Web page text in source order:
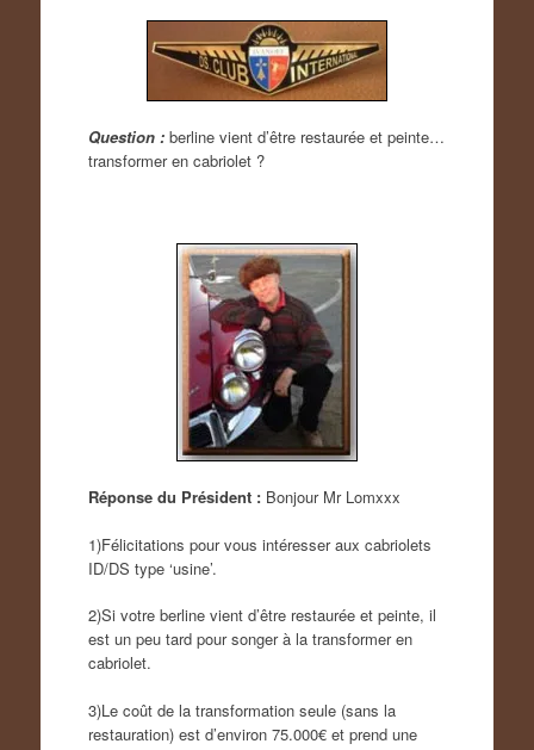
Question : berline vient d’être restaurée et peinte…
transformer en cabriolet ?
Réponse du Président : Bonjour Mr Lomxxx
1)Félicitations pour vous intéresser aux cabriolets
ID/DS type ‘usine’.
2)Si votre berline vient d’être restaurée et peinte, il
est un peu tard pour songer à la transformer en
cabriolet.
3)Le coût de la transformation seule (sans la
restauration) est d’environ 75.000€ et prend une